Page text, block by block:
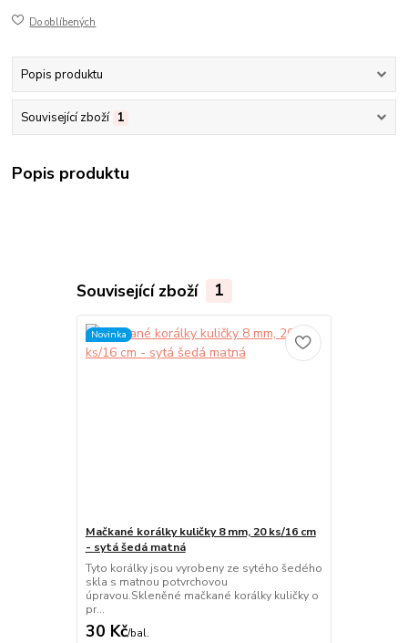
Do oblíbených
Popis produktu
Související zboží 1
Popis produktu
Související zboží 1
Novinka
Mačkané korálky kuličky 8 mm, 20 ks/16 cm
- sytá šedá matná
Tyto korálky jsou vyrobeny ze sytého šedého
skla s matnou potvrchovou
úpravou.Skleněné mačkané korálky kuličky o
pr...
30 Kč/bal.